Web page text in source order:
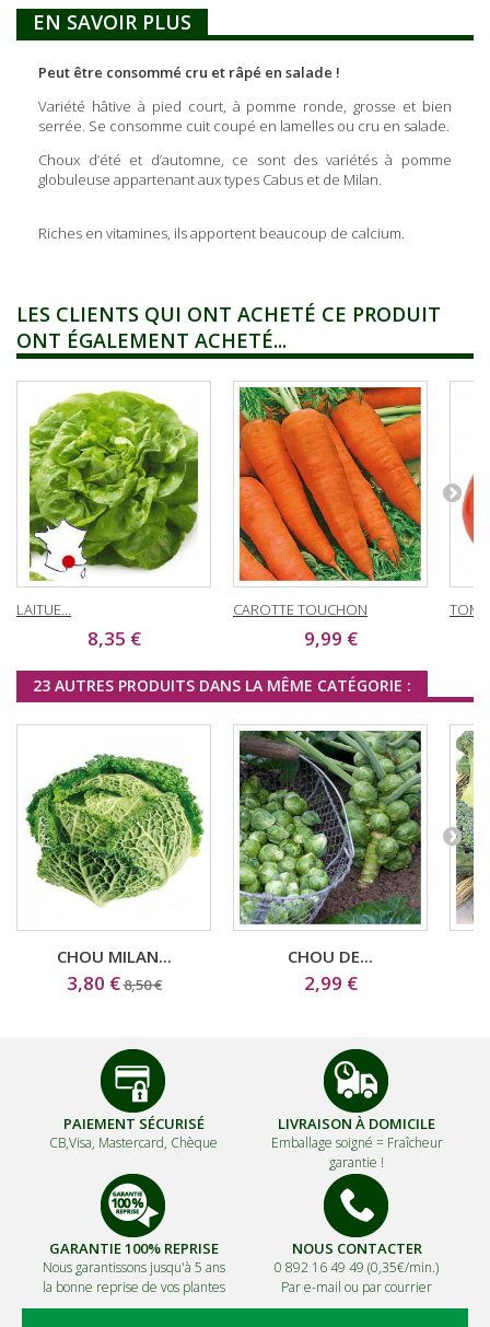
EN SAVOIR PLUS
Peut être consommé cru et râpé en salade !
Variété hâtive à pied court, à pomme ronde, grosse et bien
serrée. Se consomme cuit coupé en lamelles ou cru en salade.
Choux d’été et d’automne, ce sont des variétés à pomme
globuleuse appartenant aux types Cabus et de Milan.
Riches en vitamines, ils apportent beaucoup de calcium.
LES CLIENTS QUI ONT ACHETÉ CE PRODUIT
ONT ÉGALEMENT ACHETÉ...
LAITUE...
8,35 €
CAROTTE TOUCHON
9,99 €
23 AUTRES PRODUITS DANS LA MÊME CATÉGORIE :
CHOU MILAN...
3,80 €8,50 €
CHOU DE...
2,99 €
PAIEMENT SÉCURISÉ
CB,Visa, Mastercard, Chèque
LIVRAISON À DOMICILE
Emballage soigné = Fraîcheur
garantie !
GARANTIE 100% REPRISE
Nous garantissons jusqu'à 5 ans
la bonne reprise de vos plantes
NOUS CONTACTER
0 892 16 49 49 (0,35€/min.)
Par e-mail ou par courrier